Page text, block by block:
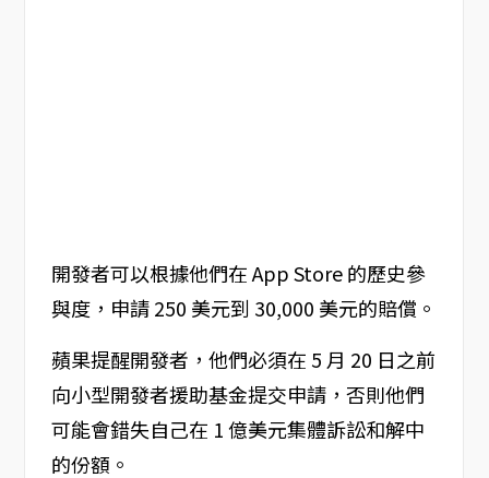
開發者可以根據他們在 App Store 的歷史參
與度，申請 250 美元到 30,000 美元的賠償。
蘋果提醒開發者，他們必須在 5 月 20 日之前
向小型開發者援助基金提交申請，否則他們
可能會錯失自己在 1 億美元集體訴訟和解中
的份額。